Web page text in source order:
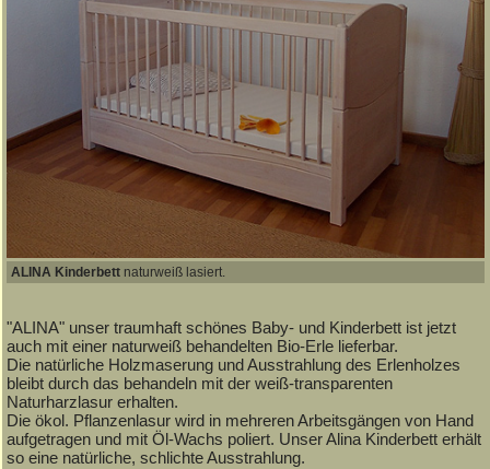
ALINA Kinderbettnaturweiß lasiert.
"ALINA" unser traumhaft schönes Baby- und Kinderbett ist jetzt
auch mit einer naturweiß behandelten Bio-Erle lieferbar.
Die natürliche Holzmaserung und Ausstrahlung des Erlenholzes
bleibt durch das behandeln mit der weiß-transparenten
Naturharzlasur erhalten.
Die ökol. Pflanzenlasur wird in mehreren Arbeitsgängen von Hand
aufgetragen und mit Öl-Wachs poliert. Unser Alina Kinderbett erhält
so eine natürliche, schlichte Ausstrahlung.